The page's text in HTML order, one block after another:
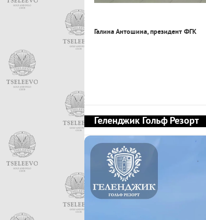
ГалинаАнтошина, президент ФГК
Геленджик Гольф Резорт